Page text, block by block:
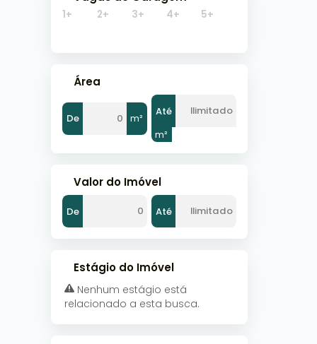
1+ 2+ 3+ 4+ 5+
Área
De m²
Até
m²
Valor do Imóvel
De Até
Estágio do Imóvel
Nenhum estágio está
relacionado a esta busca.